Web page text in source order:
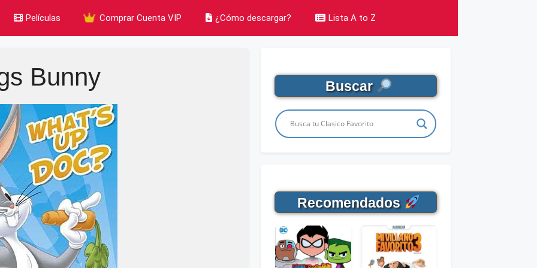
Películas Comprar Cuenta VIP ¿Cómo descargar? Lista A to Z
Bunny Buscar
Recomendados